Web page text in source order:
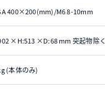
400×200(mm)/M6 8-10mm
×H:513 ×D:68 mm 突起物除く
(本体のみ)